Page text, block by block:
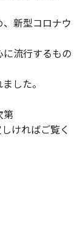
新型コロナウ
流行するもの
した。
第
ければご覧く